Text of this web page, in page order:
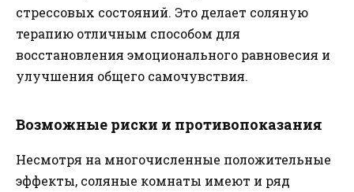
стрессовых состояний. Это делает соляную
терапию отличным способом для
восстановления эмоционального равновесия и
улучшения общего самочувствия.
Возможные риски и противопоказания
Несмотря на многочисленные положительные
эффекты, соляные комнаты имеют и ряд